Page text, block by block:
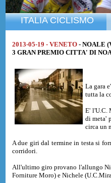
ITALIA CICLISMO
2013-05-19 - VENETO - NOALE
3 GRAN PREMIO CITTA' DI
La gara
tutta la
E' l'U.C.
di meta'
circa un
A due giri dal termine in testa si
corridori.
All'ultimo giro provano l'allungo
Forniture Moro) e Nichele